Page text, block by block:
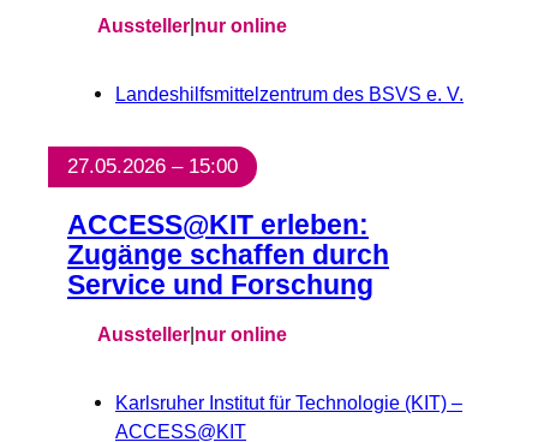
Aussteller|nur online
Landeshilfsmittelzentrum des BSVS e. V.
27.05.2026 – 15:00
ACCESS@KIT erleben:
Zugänge schaffen durch
Service und Forschung
Aussteller|nur online
Karlsruher Institut für Technologie (KIT) –
ACCESS@KIT